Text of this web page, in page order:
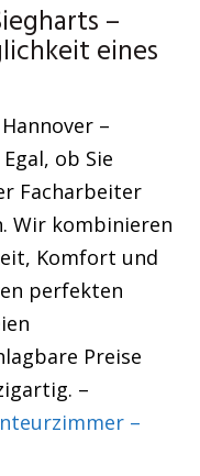
–
eines
–
ob Sie
Facharbeiter
Wir kombinieren
Komfort und
perfekten
Preise
–
–